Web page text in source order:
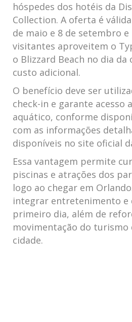
hóspedes dos hotéis da
Collection. A oferta é
de maio e 8 de setembro
visitantes aproveitem o
o Blizzard Beach no dia da
custo adicional.
O benefício deve ser
check-in e garante acesso
aquático, conforme
com as informações
disponíveis no site oficial
Essa vantagem permite
piscinas e atrações dos
logo ao chegar em
integrar entretenimento e
primeiro dia, além de
movimentação do turismo
cidade.